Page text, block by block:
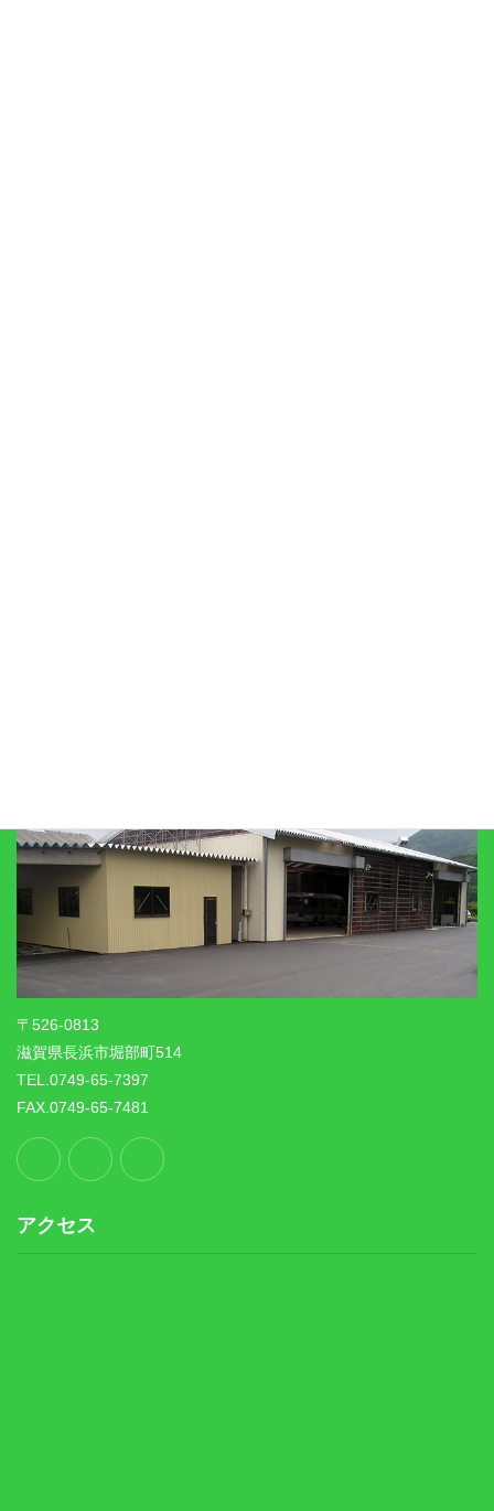
〒526-0813
滋賀県長浜市堀部町514
TEL.0749-65-7397
FAX.0749-65-7481
アクセス